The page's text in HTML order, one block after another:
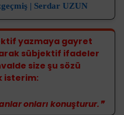
| Serdar UZUN
yazmaya gayret
sübjektif ifadeler
size şu sözü
isterim:
onları konuşturur.❞